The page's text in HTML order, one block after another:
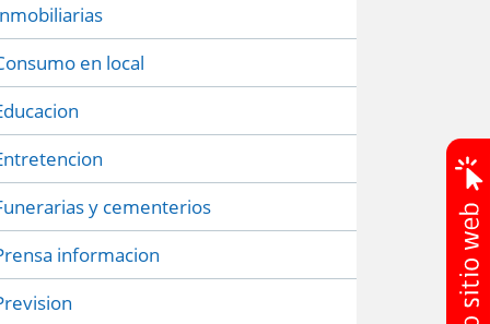
en local
y cementerios
informacion